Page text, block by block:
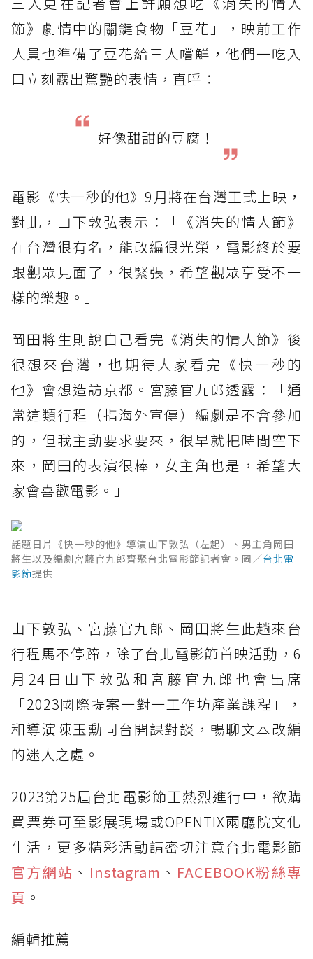
節》劇情中的關鍵食物「豆花」，映前工作
人員也準備了豆花給三人嚐鮮，他們一吃入
口立刻露出驚艷的表情，直呼：
好像甜甜的豆腐！
電影《快一秒的他》9月將在台灣正式上映，
對此，山下敦弘表示：「《消失的情人節》
在台灣很有名，能改編很光榮，電影終於要
跟觀眾見面了，很緊張，希望觀眾享受不一
樣的樂趣。」
岡田將生則說自己看完《消失的情人節》後
很想來台灣，也期待大家看完《快一秒的
他》會想造訪京都。宮藤官九郎透露：「通
常這類行程（指海外宣傳）編劇是不會參加
的，但我主動要求要來，很早就把時間空下
來，岡田的表演很棒，女主角也是，希望大
家會喜歡電影。」
話題日片《快一秒的他》導演山下敦弘（左起）、男主角岡田
將生以及編劇宮藤官九郎齊聚台北電影節記者會。圖／台北電
影節提供
山下敦弘、宮藤官九郎、岡田將生此趟來台
行程馬不停蹄，除了台北電影節首映活動，6
月24日山下敦弘和宮藤官九郎也會出席
「2023國際提案一對一工作坊產業課程」，
和導演陳玉勳同台開課對談，暢聊文本改編
的迷人之處。
2023第25屆台北電影節正熱烈進行中，欲購
買票券可至影展現場或OPENTIX兩廳院文化
生活，更多精彩活動請密切注意台北電影節
官方網站 、 Instagram 、 FACEBOOK粉絲專
頁 。
編輯推薦